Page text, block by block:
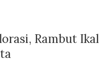
Rambut Ikal